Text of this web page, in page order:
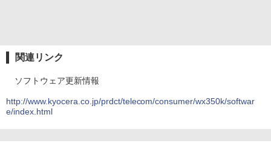
関連リンク
ソフトウェア更新情報
http://www.kyocera.co.jp/prdct/telecom/consumer/wx350k/softwar
e/index.html